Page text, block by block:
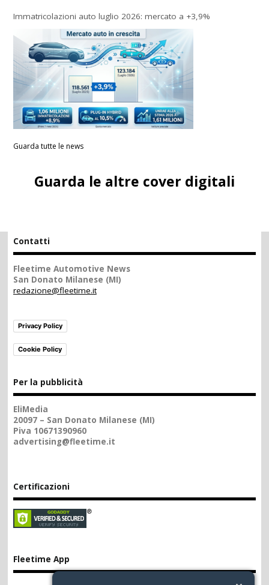
Immatricolazioni auto luglio 2026: mercato a +3,9%
Guarda tutte le news
Guarda le altre cover digitali
Contatti
Fleetime Automotive News
San Donato Milanese (MI)
redazione@fleetime.it
Privacy Policy
Cookie Policy
Per la pubblicità
EliMedia
20097 – San Donato Milanese (MI)
Piva 10671390960
advertising@fleetime.it
Certificazioni
Fleetime App